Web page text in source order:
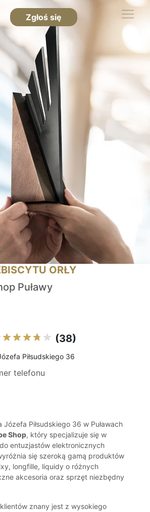
Zgłoś się
ORŁY
Puławy
(38)
Piłsudskiego 36
telefonu
Józefa Piłsudskiego 36 w Puławach
Shop, który specjalizuje się w
entuzjastów elektronicznych
się szeroką gamą produktów
longfille, liquidy o różnych
akcesoria oraz sprzęt niezbędny
klientów znany jest z wysokiego